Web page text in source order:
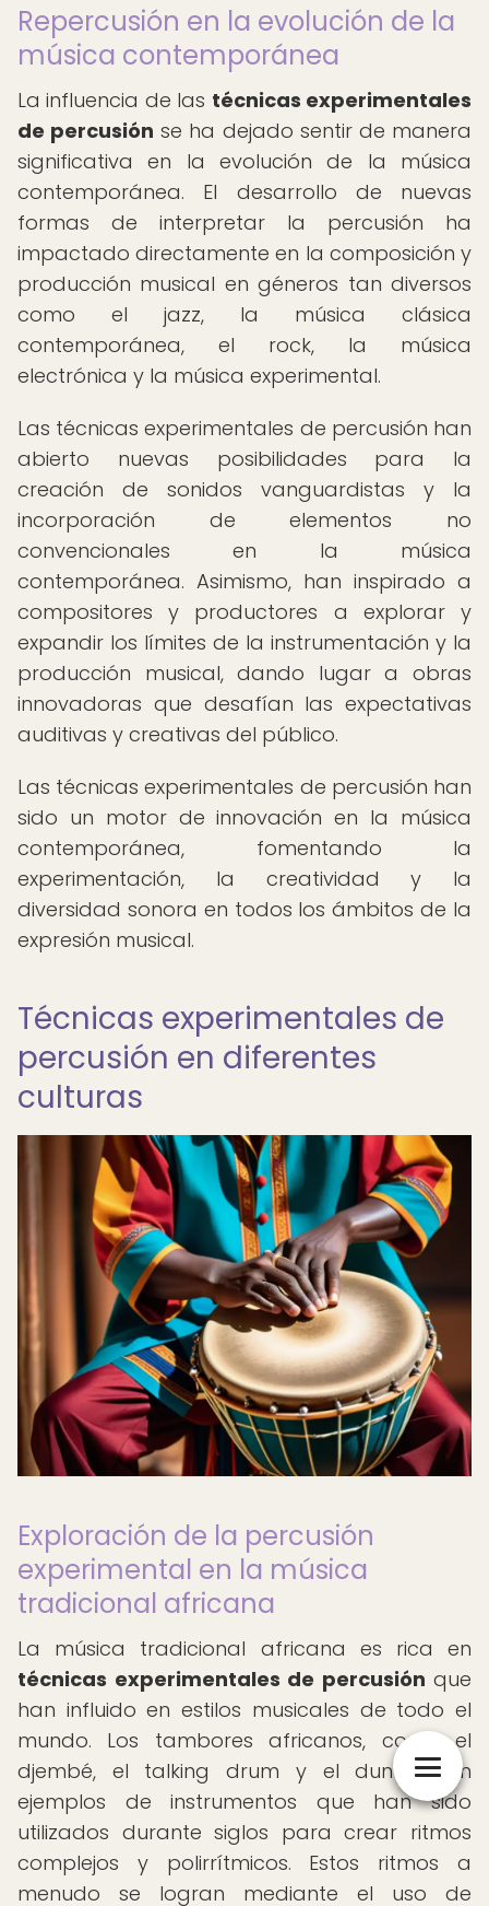
Repercusión en la evolución de la
música contemporánea
La influencia de las técnicas experimentales
de percusión se ha dejado sentir de manera
significativa en la evolución de la música
contemporánea. El desarrollo de nuevas
formas de interpretar la percusión ha
impactado directamente en la composición y
producción musical en géneros tan diversos
como el jazz, la música clásica
contemporánea, el rock, la música
electrónica y la música experimental.
Las técnicas experimentales de percusión han
abierto nuevas posibilidades para la
creación de sonidos vanguardistas y la
incorporación de elementos no
convencionales en la música
contemporánea. Asimismo, han inspirado a
compositores y productores a explorar y
expandir los límites de la instrumentación y la
producción musical, dando lugar a obras
innovadoras que desafían las expectativas
auditivas y creativas del público.
Las técnicas experimentales de percusión han
sido un motor de innovación en la música
contemporánea, fomentando la
experimentación, la creatividad y la
diversidad sonora en todos los ámbitos de la
expresión musical.
Técnicas experimentales de
percusión en diferentes
culturas
Exploración de la percusión
experimental en la música
tradicional africana
La música tradicional africana es rica en
técnicas experimentales de percusión que
han influido en estilos musicales de todo el
mundo. Los tambores africanos, como el
djembé, el talking drum y el dunun, son
ejemplos de instrumentos que han sido
utilizados durante siglos para crear ritmos
complejos y polirrítmicos. Estos ritmos a
menudo se logran mediante el uso de